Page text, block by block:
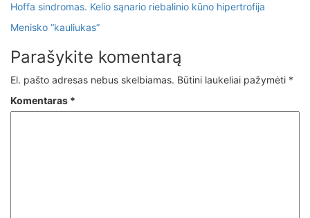
Hoffa sindromas. Kelio sąnario riebalinio kūno hipertrofija
Menisko “kauliukas”
Parašykite komentarą
El. pašto adresas nebus skelbiamas. Būtini laukeliai pažymėti *
Komentaras *